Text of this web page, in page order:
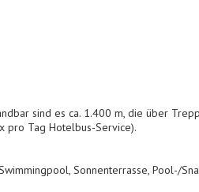
sind es ca. 1.400 m, die über
pro Tag Hotelbus-Service).
Sonnenterrasse, Pool-/